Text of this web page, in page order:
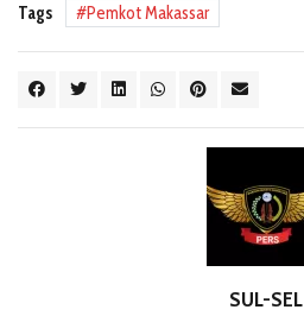
Tags Pemkot Makassar
SUL-SEL